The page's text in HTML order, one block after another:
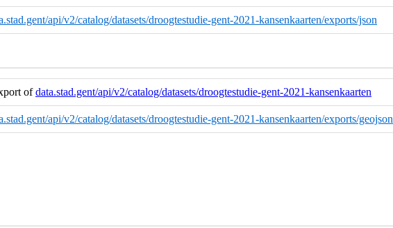
api/v2/catalog/datasets/droogtestudie-gent-2021-kansenkaarten/exports/json
ofdata.stad.gent/api/v2/catalog/datasets/droogtestudie-gent-2021-kansenkaarten
api/v2/catalog/datasets/droogtestudie-gent-2021-kansenkaarten/exports/geojson